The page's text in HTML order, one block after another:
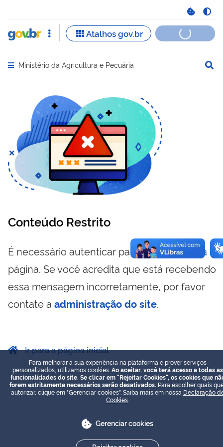
Abrir menu principal de navegação
Ministério da Agricultura e Pecuária
Conteúdo Restrito
É necessário autenticar para visualizar essa
página. Se você acredita que está recebendo
essa mensagem incorretamente, por favor
contate a administração do site.
Ir para a página inicial
Para melhorar a sua experiência na plataforma e prover serviços
personalizados, utilizamos cookies. Ao aceitar, você terá acesso a todas as
funcionalidades do site. Se clicar em "Rejeitar Cookies", os cookies que
forem estritamente necessários serão desativados. Para escolher quais
autorizar, clique em "Gerenciar cookies". Saiba mais em nossa Declaração
Cookies
Gerenciar cookies